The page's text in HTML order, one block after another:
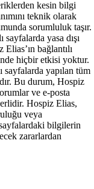
kesin bilgi
teknik olarak
sorumluluk taşır.
yasa dışı
bağlantılı
hiçbir etkisi yoktur.
sayfalarda yapılan tüm
Bu durum, Hospiz
ve e-posta
Hospiz Elias,
veya
bilgilerin
zararlardan